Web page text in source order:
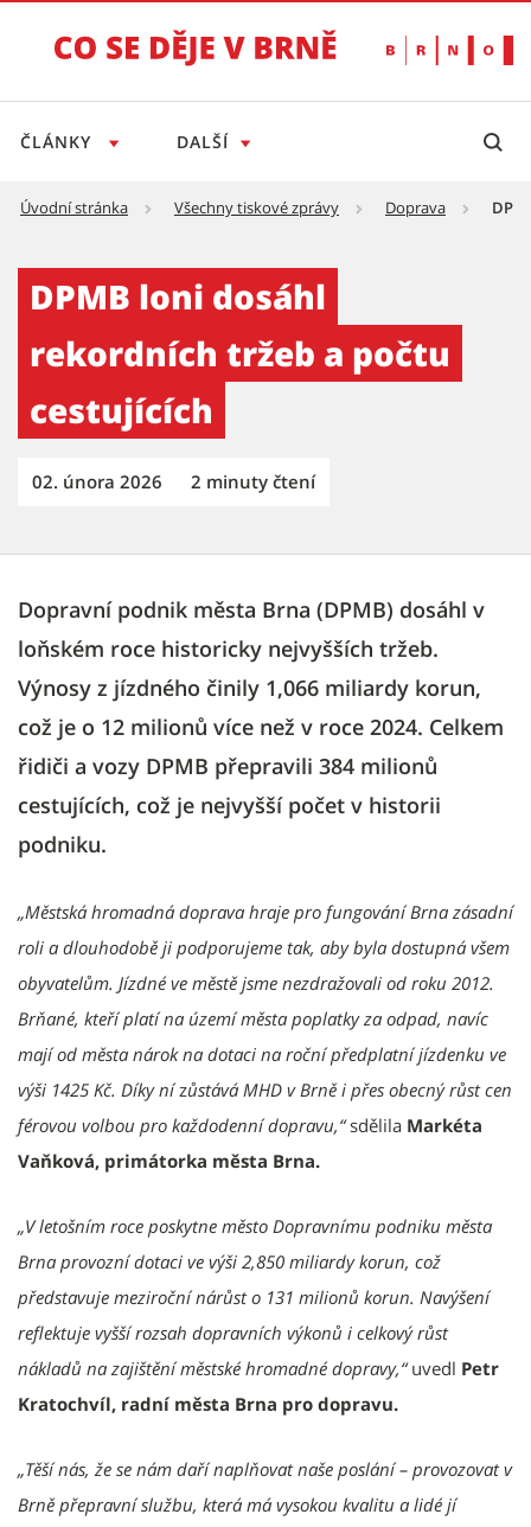
ČLÁNKY DALŠÍ
Úvodní stránka Všechny tiskové zprávy Doprava
DPMB loni dosáhl
rekordních tržeb a počtu
cestujících
02. února 2026 2 minuty čtení
Dopravní podnik města Brna (DPMB) dosáhl v
loňském roce historicky nejvyšších tržeb.
Výnosy z jízdného činily 1,066 miliardy korun,
což je o 12 milionů více než v roce 2024. Celkem
řidiči a vozy DPMB přepravili 384 milionů
cestujících, což je nejvyšší počet v historii
podniku.
„Městská hromadná doprava hraje pro fungování Brna zásadní
roli a dlouhodobě ji podporujeme tak, aby byla dostupná všem
obyvatelům. Jízdné ve městě jsme nezdražovali od roku 2012.
Brňané, kteří platí na území města poplatky za odpad, navíc
mají od města nárok na dotaci na roční předplatní jízdenku ve
výši 1425 Kč. Díky nízůstává MHD v Brně i přes obecný růst cen
férovou volbou pro každodenní dopravu,“sdělila Markéta
Vaňková, primátorka města Brna.
„V letošním roce poskytne město Dopravnímu podniku města
Brna provozní dotaci ve výši 2,850 miliardy korun, což
představuje meziroční nárůst o 131 milionů korun. Navýšení
reflektuje vyšší rozsah dopravních výkonů i celkový růst
nákladů na zajištění městské hromadné dopravy,“uvedl Petr
Kratochvíl, radní města Brna pro dopravu.
„Těší nás, že se nám daří naplňovat naše poslání – provozovat v
Brně přepravní službu, která má vysokou kvalitu a lidé jí